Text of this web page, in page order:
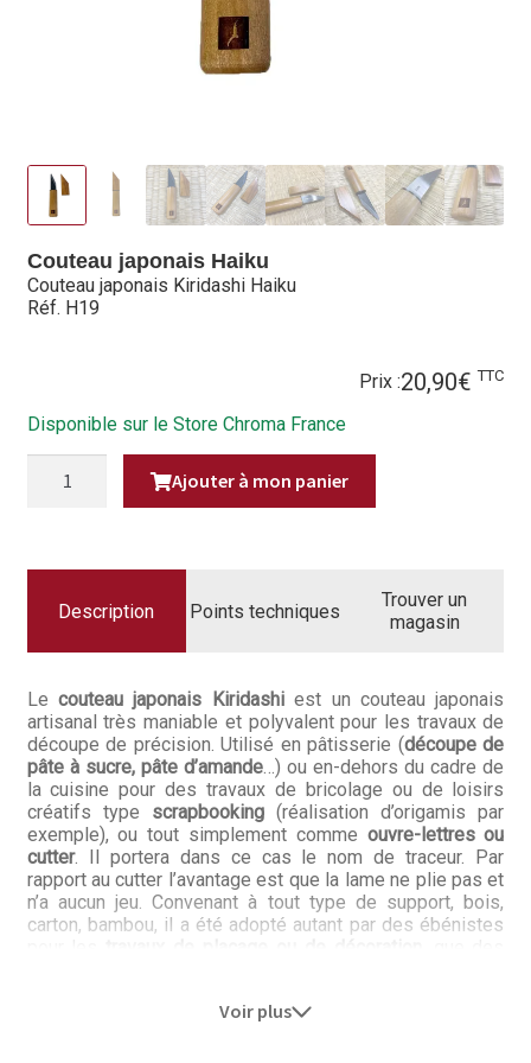
Mentions légales
Mon Compte
Partenaires
Politique de confidentialité
Politique en matière de remboursements et de retours
Revue de presse
Téléchargements
Thank you for booking
Tous les articles
Trouver mon couteau
Couteau japonais Haiku
Couteau japonais Kiridashi Haiku
Réf. H19
Prix :20,90€ TTC
Disponible sur le Store Chroma France
Ajouter à mon panier
Description Points techniques
Trouver un
magasin
Le couteau japonais Kiridashiest un couteau japonais
artisanal très maniable et polyvalent pour les travaux de
découpe de précision. Utilisé en pâtisserie (découpe de
pâte à sucre, pâte d’amande…) ou en-dehors du cadre de
la cuisine pour des travaux de bricolage ou de loisirs
créatifs type scrapbooking(réalisation d’origamis par
exemple), ou tout simplement comme ouvre-lettres ou
cutter. Il portera dans ce cas le nom de traceur. Par
rapport au cutter l’avantage est que la lame ne plie pas et
n’a aucun jeu. Convenant à tout type de support, bois,
carton, bambou, il a été adopté autant par des ébénistes
toujours sa place dans les écoles japonaises. C’est une
Voir plus